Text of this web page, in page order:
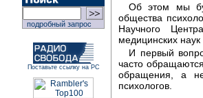
подробный запрос
Поставьте ссылку на РС
Об этом мы
общества
Научного
медицинских
И первый
часто
обращения, а
психологов.